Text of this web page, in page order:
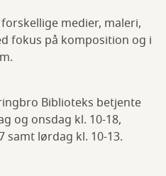
medier, maleri,
fokus på komposition og i
Biblioteks betjente
og onsdag kl. 10-18,
samt lørdag kl. 10-13.